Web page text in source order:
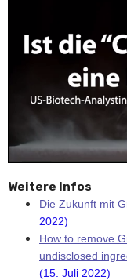
Weitere Infos
Die Zukunft mit
2022)
How to remove
undisclosed
(15. Juli 2022)